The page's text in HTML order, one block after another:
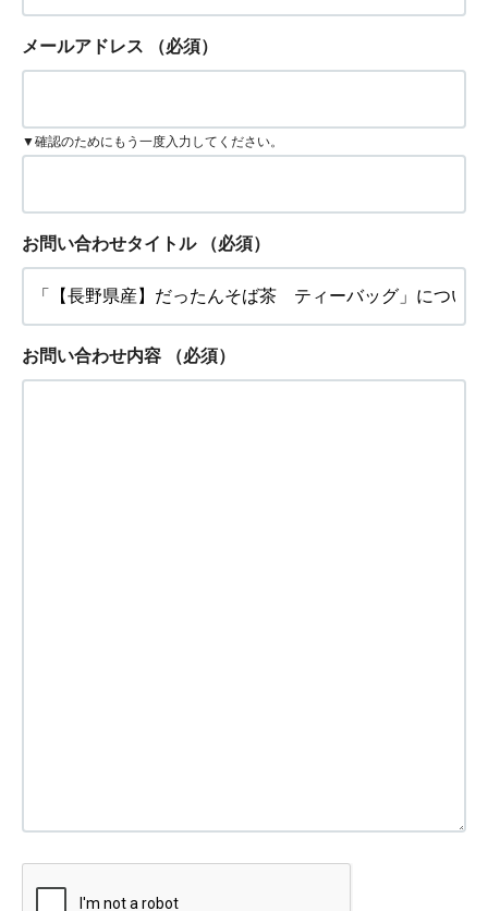
メールアドレス （必須）
▼確認のためにもう一度入力してください。
お問い合わせタイトル （必須）
お問い合わせ内容 （必須）